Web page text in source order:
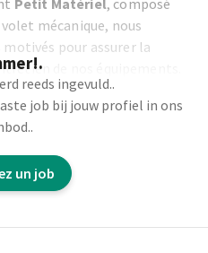
Petit Matériel, composé
mécanique, nous
pour assurer la
de nos équipements.
le petit matériel
et la réparation de
reeds ingevuld..
job bij jouw profiel in ons
un job